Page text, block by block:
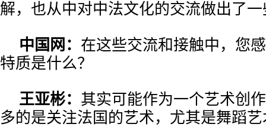
解，也从中对中法文化的交流做出了
中国网： 在这些交流和接触中，您
特质是什么？
王亚彬： 其实可能作为一个艺术创
多的是关注法国的艺术，尤其是舞蹈